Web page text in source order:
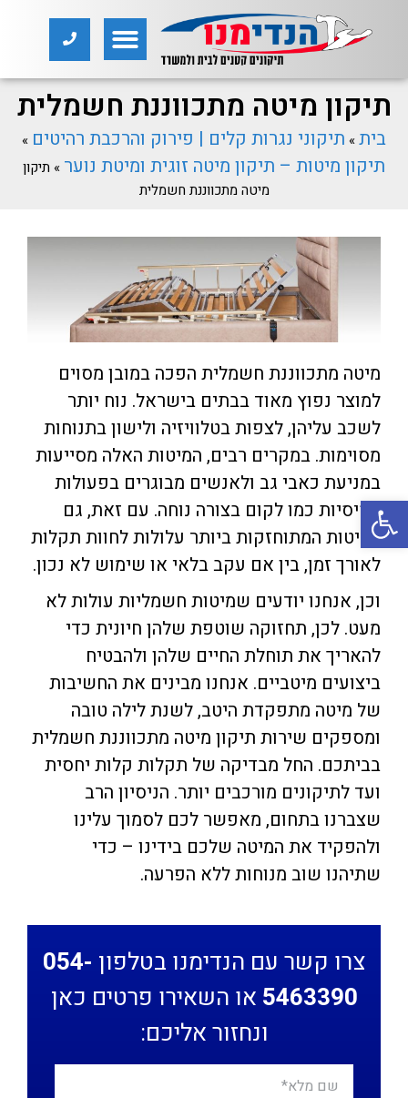
פתח סרגל נגישות
תיקון מיטה מתכווננת חשמלית
בית» תיקוני נגרות קלים | פירוק והרכבת רהיטים »
תיקון מיטות – תיקון מיטה זוגית ומיטת נוער » תיקון
מיטה מתכווננת חשמלית
מיטה מתכווננת חשמלית הפכה במובן מסוים
למוצר נפוץ מאוד בבתים בישראל. נוח יותר
לשכב עליהן, לצפות בטלוויזיה ולישון בתנוחות
מסוימות. במקרים רבים, המיטות האלה מסייעות
במניעת כאבי גב ולאנשים מבוגרים בפעולות
בסיסיות כמו לקום בצורה נוחה. עם זאת, גם
המיטות המתוחזקות ביותר עלולות לחוות תקלות
לאורך זמן, בין אם עקב בלאי או שימוש לא נכון.
וכן, אנחנו יודעים שמיטות חשמליות עולות לא
מעט. לכן, תחזוקה שוטפת שלהן חיונית כדי
להאריך את תוחלת החיים שלהן ולהבטיח
ביצועים מיטביים. אנחנו מבינים את החשיבות
של מיטה מתפקדת היטב, לשנת לילה טובה
ומספקים שירות תיקון מיטה מתכווננת חשמלית
בביתכם. החל מבדיקה של תקלות קלות יחסית
ועד לתיקונים מורכבים יותר. הניסיון הרב
שצברנו בתחום, מאפשר לכם לסמוך עלינו
ולהפקיד את המיטה שלכם בידינו – כדי
שתיהנו שוב מנוחות ללא הפרעה.
צרו קשר עם הנדימנו בטלפון 054-
5463390 או השאירו פרטים כאן
ונחזור אליכם: